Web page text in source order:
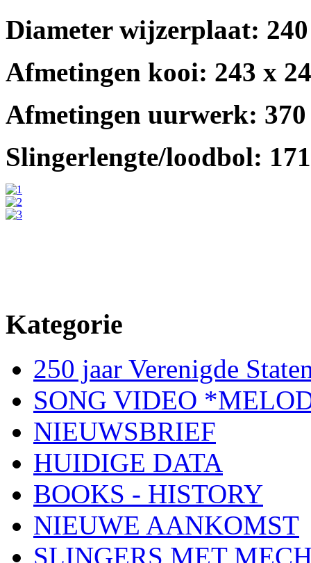
Diameter wijzerplaat: 240
Afmetingen kooi: 243 x
Afmetingen uurwerk:
Slingerlengte/loodbol:
Kategorie
250 jaar Verenigde
SONG VIDEO
NIEUWSBRIEF
HUIDIGE DATA
BOOKS - HISTORY
NIEUWE AANKOMST
SLINGERS MET